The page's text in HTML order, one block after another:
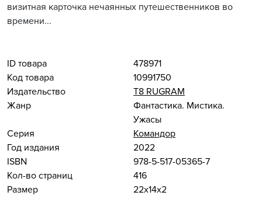
визитная карточка нечаянных путешественников во
времени...
ID товара
478971
Код товара
10991750
Издательство
Т8 RUGRAM
Жанр
Фантастика. Мистика.
Ужасы
Серия
Командор
Год издания
2022
ISBN
978-5-517-05365-7
Кол-во страниц
416
Размер
22x14x2